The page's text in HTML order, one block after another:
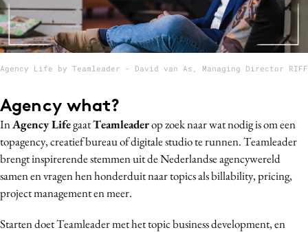
Contentmarketing
Craft
Customer Experience
Data & Insights
Design
Digital transformation
Diversiteit
Effectiviteit
Gedragsverandering
Influencer marketing
Interne communicatie
Agency Life by Teamleader - David van As, Managing Director RIFF
Agency what?
InAgency LifegaatTeamleaderop zoek naar wat nodig is om een
topagency, creatief bureau of digitale studio te runnen. Teamleader
brengt inspirerende stemmen uit de Nederlandse agencywereld
samen en vragen hen honderduit naar topics als billability, pricing,
project management en meer.
Starten doet Teamleader met het topic business development, en